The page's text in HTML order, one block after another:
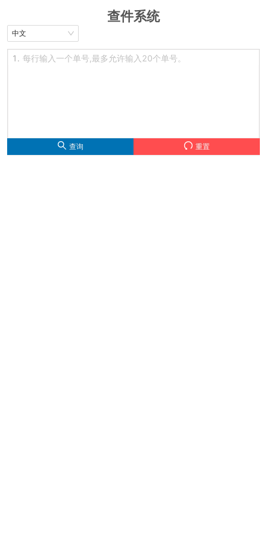
查件系统
中文
1.
查询 重置